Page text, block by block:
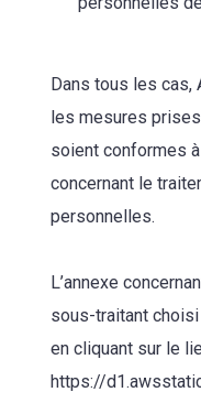
Dans tous les cas,
les mesures
soient conformes
concernant le
personnelles.
L’annexe
sous-traitant
en cliquant sur le
https://